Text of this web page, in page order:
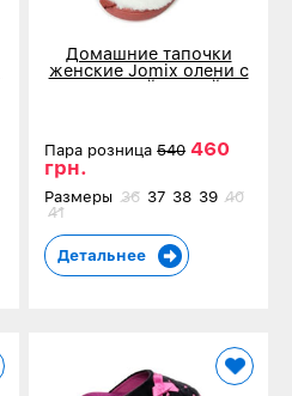
Домашние тапочки
женские Jomix олени с
закрытой пяткой
Пара розница540 460
грн.
Размеры 36 37 38 39 40
41
Детальнее